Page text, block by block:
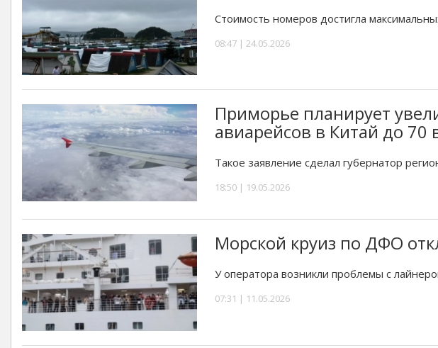
Стоимость номеров достигла
08:47 | 24.05.2026
Приморье планирует
авиарейсов в Китай до 70
Такое заявление сделал губернатор
18:50 | 19.05.2026
Морской круиз по ДФО
У оператора возникли проблемы с
07:31 | 11.05.2026